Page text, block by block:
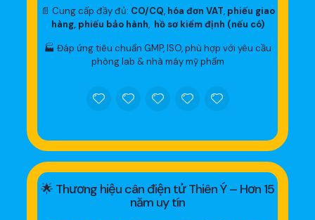
📄 Cung cấp đầy đủ: CO/CQ, hóa đơn VAT, phiếu giao
hàng, phiếu bảo hành, hồ sơ kiểm định (nếu có)
🏭 Đáp ứng tiêu chuẩn GMP, ISO, phù hợp với yêu cầu
phòng lab & nhà máy mỹ phẩm
🌟 Thương hiệu cân điện tử Thiên Ý – Hơn 15
năm uy tín